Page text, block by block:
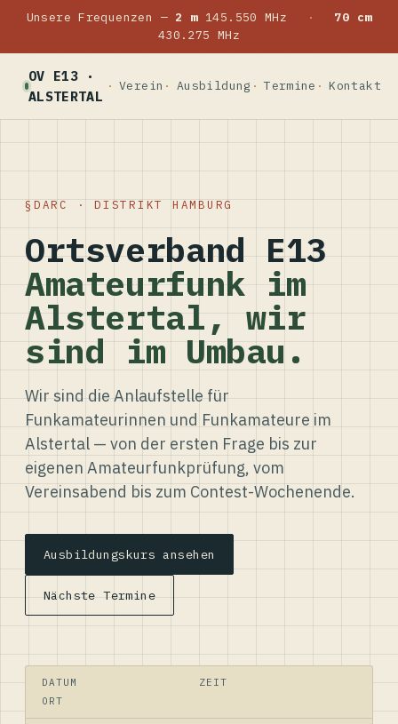
Unsere Frequenzen — 2 m145.550 MHz ·
70 cm
430.275 MHz
OV E13 ·
ALSTERTAL
Verein Ausbildung Termine Kontakt
DARC · DISTRIKT HAMBURG
Ortsverband E13
Amateurfunk im
Alstertal, wir
sind im Umbau.
Wir sind die Anlaufstelle für
Funkamateurinnen und Funkamateure im
Alstertal — von der ersten Frage bis zur
eigenen Amateurfunkprüfung, vom
Vereinsabend bis zum Contest-Wochenende.
Ausbildungskurs ansehen
Nächste Termine
DATUM
ZEIT
ORT